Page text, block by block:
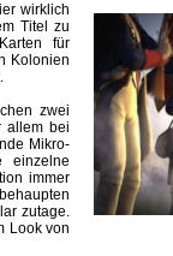
wirklich
Titel zu
für
Kolonien
zwei
allem bei
Mikro-
einzelne
immer
zutage.
Look von